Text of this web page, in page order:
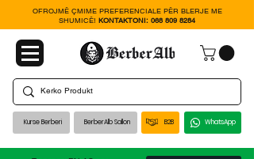
OFROJMË ÇMIME PREFERENCIALE PËR BLERJE ME
SHUMICË! KONTAKTONI: 068 809 8284
Kurse Berberi BerberAlb Sallon B2B WhatsApp